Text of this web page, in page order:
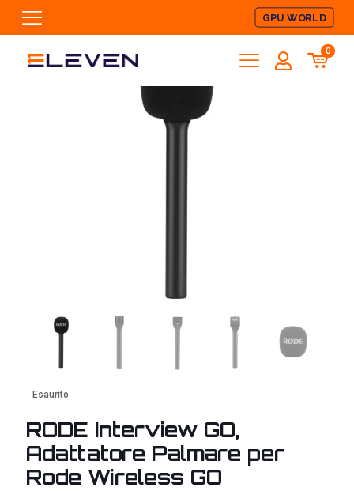
GPU WORLD
0
Esaurito
RODE Interview GO,
Adattatore Palmare per
Rode Wireless GO